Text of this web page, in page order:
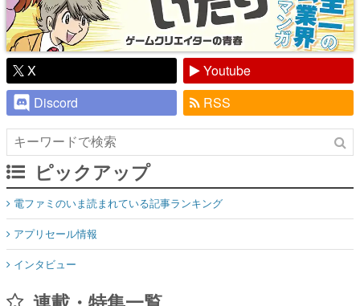
X
Youtube
Discord
RSS
ピックアップ
電ファミのいま読まれている記事ランキング
アプリセール情報
インタビュー